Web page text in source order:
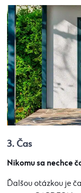
3. Čas
Nikomu sa nechce
Ďalšou otázkou je